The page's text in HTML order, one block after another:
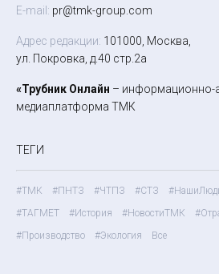
E-mail: pr@tmk-group.com
Адрес редакции: 101000, Москва,
ул. Покровка, д.40 стр.2а
«Трубник Онлайн – информационно-
медиаплатформа ТМК
ТЕГИ
#ТМК #ПНТЗ #ЧТПЗ #СТЗ
#ТАГМЕТ
#История #НовостиТМК
#Производство
#Экология Все